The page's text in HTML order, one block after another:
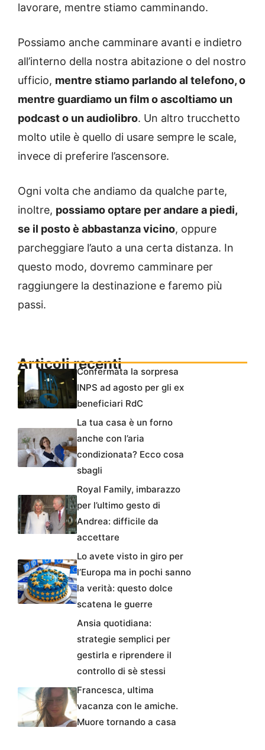
lavorare, mentre stiamo camminando.
Possiamo anche camminare avanti e indietro
all’interno della nostra abitazione o del nostro
ufficio, mentre stiamo parlando al telefono, o
mentre guardiamo un film o ascoltiamo un
podcast o un audiolibro. Un altro trucchetto
molto utile è quello di usare sempre le scale,
invece di preferire l’ascensore.
Ogni volta che andiamo da qualche parte,
inoltre, possiamo optare per andare a piedi,
se il posto è abbastanza vicino, oppure
parcheggiare l’auto a una certa distanza. In
questo modo, dovremo camminare per
raggiungere la destinazione e faremo più
passi.
Articoli recentiConfermata la sorpresa
INPS ad agosto per gli ex
beneficiari RdC
La tua casa è un forno
anche con l’aria
condizionata? Ecco cosa
sbagli
Royal Family, imbarazzo
per l’ultimo gesto di
Andrea: difficile da
accettare
Lo avete visto in giro per
l’Europa ma in pochi sanno
la verità: questo dolce
scatena le guerre
Ansia quotidiana:
strategie semplici per
gestirla e riprendere il
controllo di sè stessi
Francesca, ultima
vacanza con le amiche.
Muore tornando a casa